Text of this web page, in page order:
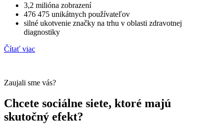
3,2 milióna zobrazení
476 475 unikátnych používateľov
silné ukotvenie značky na trhu v oblasti zdravotnej
diagnostiky
Čítať viac
Zaujali sme vás?
Chcete sociálne siete, ktoré majú
skutočný efekt?